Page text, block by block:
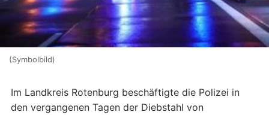
(Symbolbild)
Im Landkreis Rotenburg beschäftigte die Polizei in
den vergangenen Tagen der Diebstahl von